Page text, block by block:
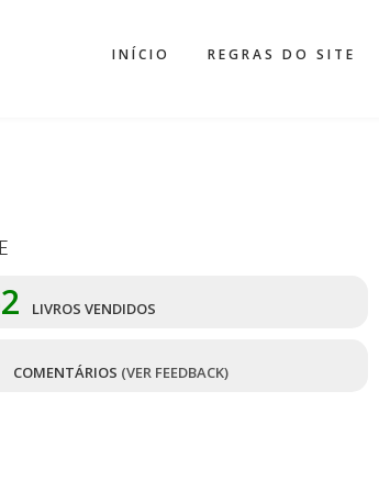
INÍCIO REGRAS DO SITE
LIVROS VENDIDOS
COMENTÁRIOS (VER FEEDBACK)